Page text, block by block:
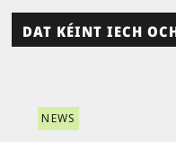
DAT KÉINT IECH
NEWS